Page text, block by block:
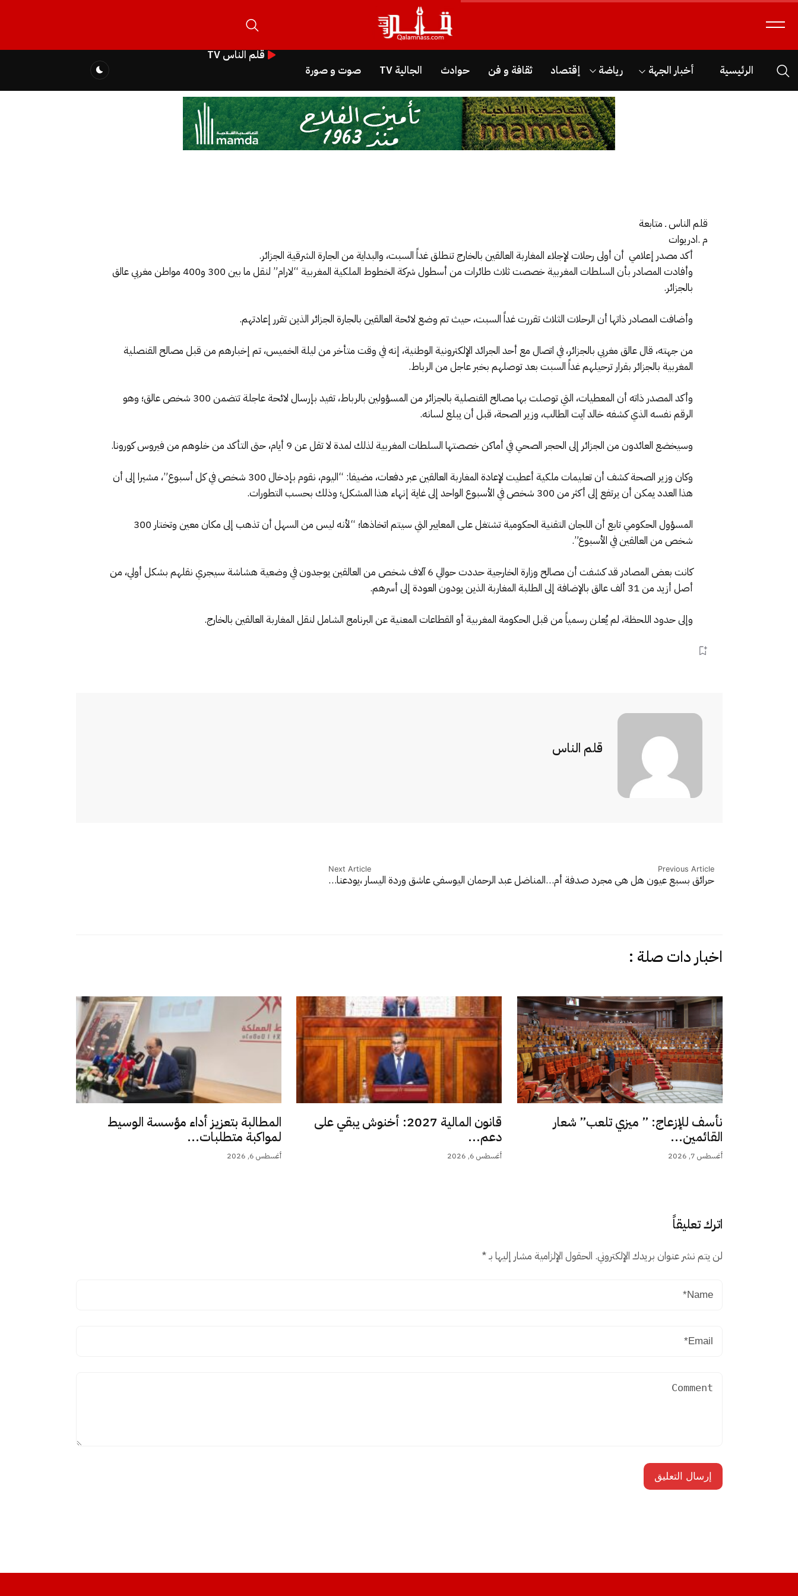
الرئيسية أخبار الجهة رياضة إقتصاد ثقافة و فن حوادث الجالية TV صوت و صورة
قلم الناس TV
قلم الناس ـ متابعة
م .ادريوات
أكد مصدر إعلامي أن أولى رحلات لإجلاء المغاربة العالقين بالخارج تنطلق غداً السبت، والبداية من الجارة الشرقية الجزائر.
وأفادت المصادر بأن السلطات المغربية خصصت ثلاث طائرات من أسطول شركة الخطوط الملكية المغربية “لارام” لنقل ما بين 300 و400 مواطن مغربي عالق
بالجزائر.
وأضافت المصادر ذاتها أن الرحلات الثلاث تقررت غداً السبت، حيث تم وضع لائحة العالقين بالجارة الجزائر الذين تقرر إعادتهم.
من جهته، قال عالق مغربي بالجزائر، في اتصال مع أحد الجرائد الإلكترونية الوطنية، إنه في وقت متأخر من ليلة الخميس، تم إخبارهم من قبل مصالح القنصلية
المغربية بالجزائر بقرار ترحيلهم غداً السبت بعد توصلهم بخبر عاجل من الرباط.
وأكد المصدر ذاته أن المعطيات، التي توصلت بها مصالح القنصلية بالجزائر من المسؤولين بالرباط، تفيد بإرسال لائحة عاجلة تتضمن 300 شخص عالق؛ وهو
الرقم نفسه الذي كشفه خالد آيت الطالب، وزير الصحة، قبل أن يبلع لسانه.
وسيخضع العائدون من الجزائر إلى الحجر الصحي في أماكن خصصتها السلطات المغربية لذلك لمدة لا تقل عن 9 أيام، حتى التأكد من خلوهم من فيروس كورونا.
وكان وزير الصحة كشف أن تعليمات ملكية أعطيت لإعادة المغاربة العالقين عبر دفعات، مضيفا: “اليوم، نقوم بإدخال 300 شخص في كل أسبوع”، مشيرا إلى أن
هذا العدد يمكن أن يرتفع إلى أكثر من 300 شخص في الأسبوع الواحد إلى غاية إنهاء هذا المشكل؛ وذلك بحسب التطورات.
المسؤول الحكومي تابع أن اللجان التقنية الحكومية تشتغل على المعايير التي سيتم اتخاذها؛ “لأنه ليس من السهل أن تذهب إلى مكان معين وتختار 300
شخص من العالقين في الأسبوع”.
كانت بعض المصادر قد كشفت أن مصالح وزارة الخارجية حددت حوالي 6 آلاف شخص من العالقين يوجدون في وضعية هشاشة سيجري نقلهم بشكل أولي، من
أصل أزيد من 31 ألف عالق بالإضافة إلى الطلبة المغاربة الذين يودون العودة إلى أسرهم.
وإلى حدود اللحظة، لم يُعلن رسمياً من قبل الحكومة المغربية أو القطاعات المعنية عن البرنامج الشامل لنقل المغاربة العالقين بالخارج.
قلم الناس
Previous Article
حرائق بسبع عيون هل هي مجرد صدفة أم…
Next Article
المناضل عبد الرحمان اليوسفي عاشق وردة اليسار ،يودعنا…
اخبار دات صلة :
نأسف للإزعاج: ” ميزي تلعب” شعار
القائمين...
أغسطس 7, 2026
قانون المالية 2027: أخنوش يبقي على
دعم...
أغسطس 6, 2026
المطالبة بتعزيز أداء مؤسسة الوسيط
لمواكبة متطلبات...
أغسطس 6, 2026
اترك تعليقاً
لن يتم نشر عنوان بريدك الإلكتروني. الحقول الإلزامية مشار إليها بـ*